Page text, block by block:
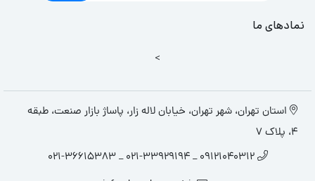
نمادهای ما
>
استان تهران، شهر تهران، خیابان لاله زار، پاساژ بازار صنعت، طبقه
4، پلاک 7
09121040312 _ 021-33929194 _ 021-36615383